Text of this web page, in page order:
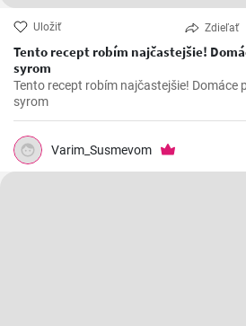
Uložiť Zdieľať
Tento recept robím najčastejšie!
syrom
Tento recept robím najčastejšie! Domáce
syrom
Varim_Susmevom